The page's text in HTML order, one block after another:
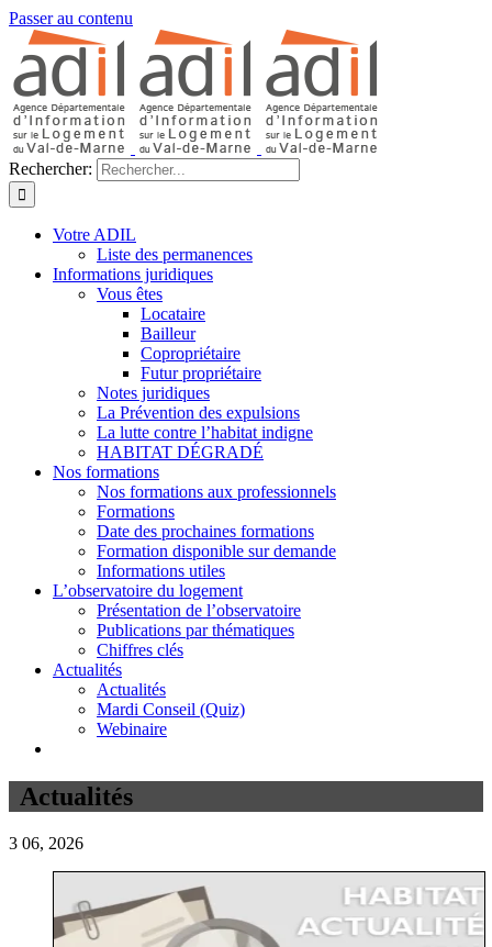
Passer au contenu
Rechercher:
Votre ADIL
Liste des permanences
Informations juridiques
Vous êtes
Locataire
Bailleur
Copropriétaire
Futur propriétaire
Notes juridiques
La Prévention des expulsions
La lutte contre l’habitat indigne
HABITAT DÉGRADÉ
Nos formations
Nos formations aux professionnels
Formations
Date des prochaines formations
Formation disponible sur demande
Informations utiles
L’observatoire du logement
Présentation de l’observatoire
Publications par thématiques
Chiffres clés
Actualités
Actualités
Mardi Conseil (Quiz)
Webinaire
Actualités
3 06, 2026